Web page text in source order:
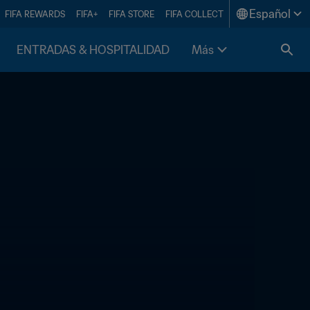
FIFA REWARDS FIFA+ FIFA STORE FIFA COLLECT Español
ENTRADAS & HOSPITALIDAD Más